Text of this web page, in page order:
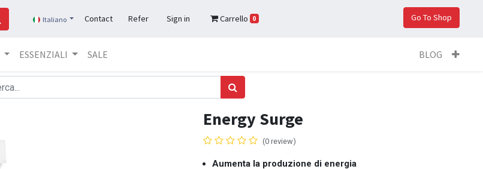
Italiano Contact Refer Sign in Carrello 0 Go To Shop
ESSENZIALI SALE BLOG
Energy Surge
(0 review)
Aumenta la produzione di energia